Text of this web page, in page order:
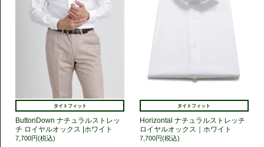
タイトフィット
ButtonDown ナチュラルストレッ
チ ロイヤルオックス |ホワイト
7,700円(税込)
タイトフィット
Horizontal ナチュラルストレッチ
ロイヤルオックス｜ホワイト
7,700円(税込)